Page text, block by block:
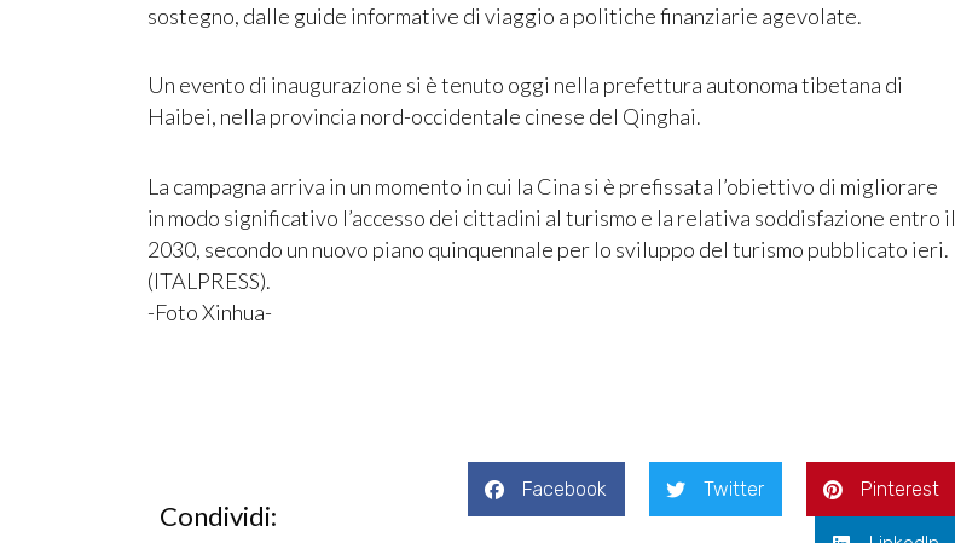
sostegno, dalle guide informative di viaggio a politiche finanziarie agevolate.
Un evento di inaugurazione si è tenuto oggi nella prefettura autonoma tibetana di
Haibei, nella provincia nord-occidentale cinese del Qinghai.
La campagna arriva in un momento in cui la Cina si è prefissata l’obiettivo di migliorare
in modo significativo l’accesso dei cittadini al turismo e la relativa soddisfazione entro il
2030, secondo un nuovo piano quinquennale per lo sviluppo del turismo pubblicato ieri.
(ITALPRESS).
-Foto Xinhua-
Condividi:
Facebook Twitter Pinterest